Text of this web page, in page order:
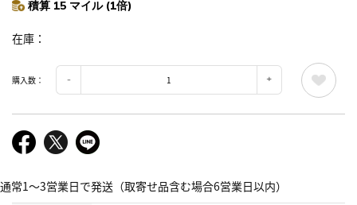
積算 15 マイル (1倍)
在庫
購入数：
通常1～3営業日で発送（取寄せ品含む場合6営業日以内）